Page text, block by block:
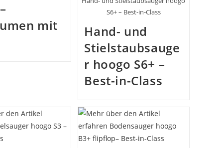
mit
S6+ – Best-in-Class
Hand- und
Stielstaubsauge
r hoogo S6+ –
Best-in-Class